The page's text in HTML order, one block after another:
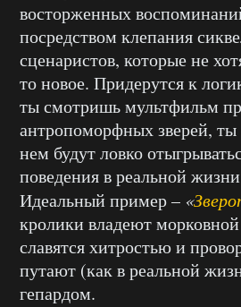
восторженных
посредством клепания
сценаристов, которые не
то новое. Придерутся к
ты смотришь мультфильм
антропоморфных зверей,
нем будут ловко
поведения в реальной
Идеальный пример – «
кролики владеют
славятся хитростью и
путают (как в реальной
гепардом.